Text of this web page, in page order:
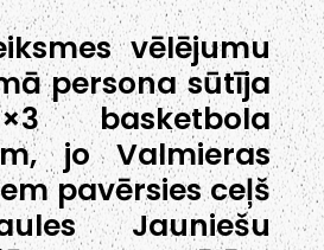
vēlējumu
persona sūtīja
basketbola
jo Valmieras
pavērsies ceļš
Jauniešu